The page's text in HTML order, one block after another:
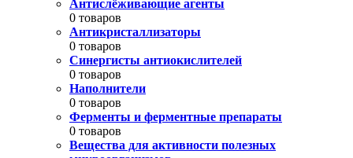
Антислёживающие агенты
0 товаров
Антикристаллизаторы
0 товаров
Синергисты антиокислителей
0 товаров
Наполнители
0 товаров
Ферменты и ферментные препараты
0 товаров
Вещества для активности полезных